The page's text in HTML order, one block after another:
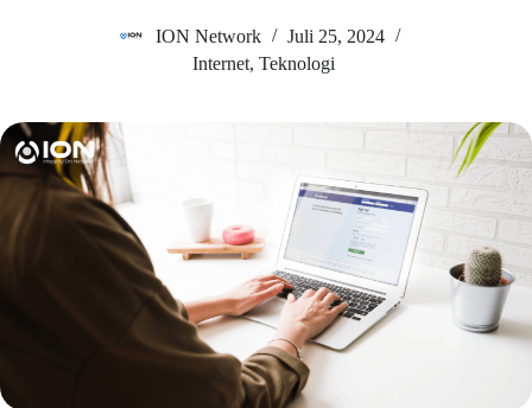
ION Network
Juli 25, 2024
Internet, Teknologi